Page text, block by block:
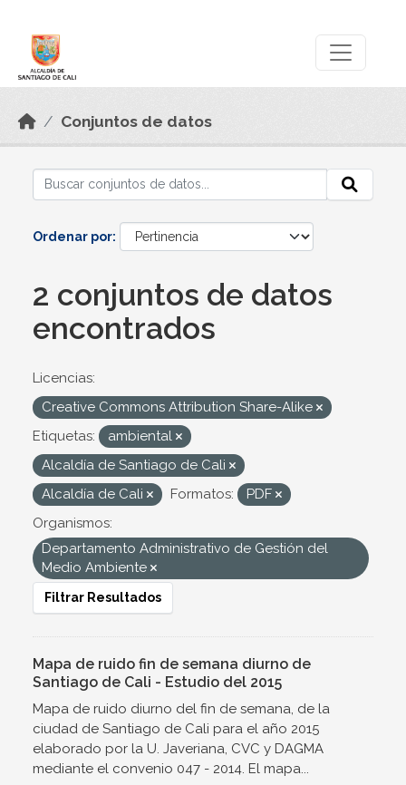
Conjuntos de datos
Ordenar por
2 conjuntos de datos
encontrados
Licencias:
Creative Commons Attribution Share-Alike
Etiquetas:
ambiental
Alcaldía de Santiago de Cali
Alcaldía de Cali
Formatos:
PDF
Organismos:
Departamento Administrativo de Gestión del
Medio Ambiente
Filtrar Resultados
Mapa de ruido fin de semana diurno de
Santiago de Cali - Estudio del 2015
Mapa de ruido diurno del fin de semana, de la
ciudad de Santiago de Cali para el año 2015
elaborado por la U. Javeriana, CVC y DAGMA
mediante el convenio 047 - 2014. El mapa...